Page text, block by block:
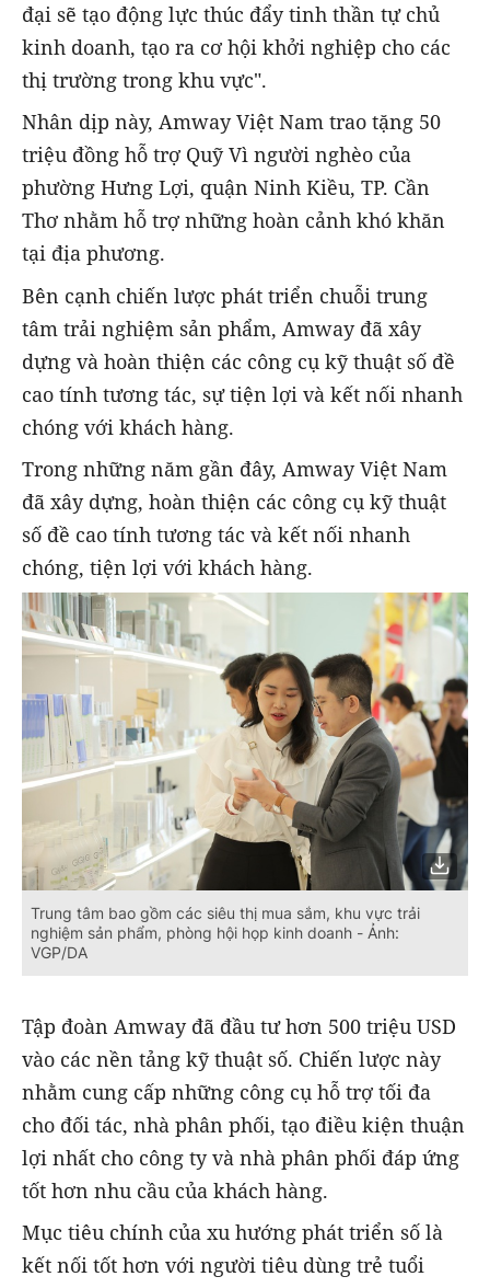
đại sẽ tạo động lực thúc đẩy tinh thần tự chủ
kinh doanh, tạo ra cơ hội khởi nghiệp cho các
thị trường trong khu vực".
Nhân dịp này, Amway Việt Nam trao tặng 50
triệu đồng hỗ trợ Quỹ Vì người nghèo của
phường Hưng Lợi, quận Ninh Kiều, TP. Cần
Thơ nhằm hỗ trợ những hoàn cảnh khó khăn
tại địa phương.
Bên cạnh chiến lược phát triển chuỗi trung
tâm trải nghiệm sản phẩm, Amway đã xây
dựng và hoàn thiện các công cụ kỹ thuật số đề
cao tính tương tác, sự tiện lợi và kết nối nhanh
chóng với khách hàng.
Trong những năm gần đây, Amway Việt Nam
đã xây dựng, hoàn thiện các công cụ kỹ thuật
số đề cao tính tương tác và kết nối nhanh
chóng, tiện lợi với khách hàng.
Trung tâm bao gồm các siêu thị mua sắm, khu vực trải
nghiệm sản phẩm, phòng hội họp kinh doanh - Ảnh:
VGP/DA
Tập đoàn Amway đã đầu tư hơn 500 triệu USD
vào các nền tảng kỹ thuật số. Chiến lược này
nhằm cung cấp những công cụ hỗ trợ tối đa
cho đối tác, nhà phân phối, tạo điều kiện thuận
lợi nhất cho công ty và nhà phân phối đáp ứng
tốt hơn nhu cầu của khách hàng.
Mục tiêu chính của xu hướng phát triển số là
kết nối tốt hơn với người tiêu dùng trẻ tuổi